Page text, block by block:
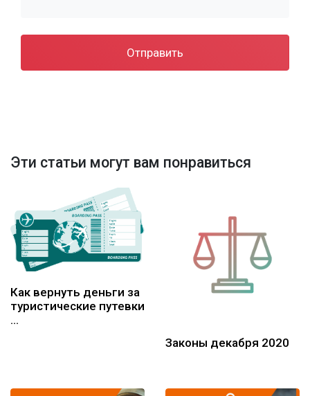
Отправить
Эти статьи могут вам понравиться
Как вернуть деньги за
туристические путевки
…
Законы декабря 2020